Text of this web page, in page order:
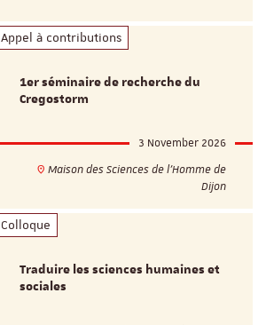
Appel à contributions
1er séminaire de recherche du
Cregostorm
3 November 2026
Maison des Sciences de l'Homme de
Dijon
Colloque
Traduire les sciences humaines et
sociales